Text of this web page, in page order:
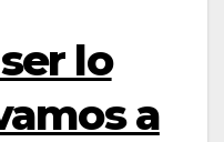
lo
a